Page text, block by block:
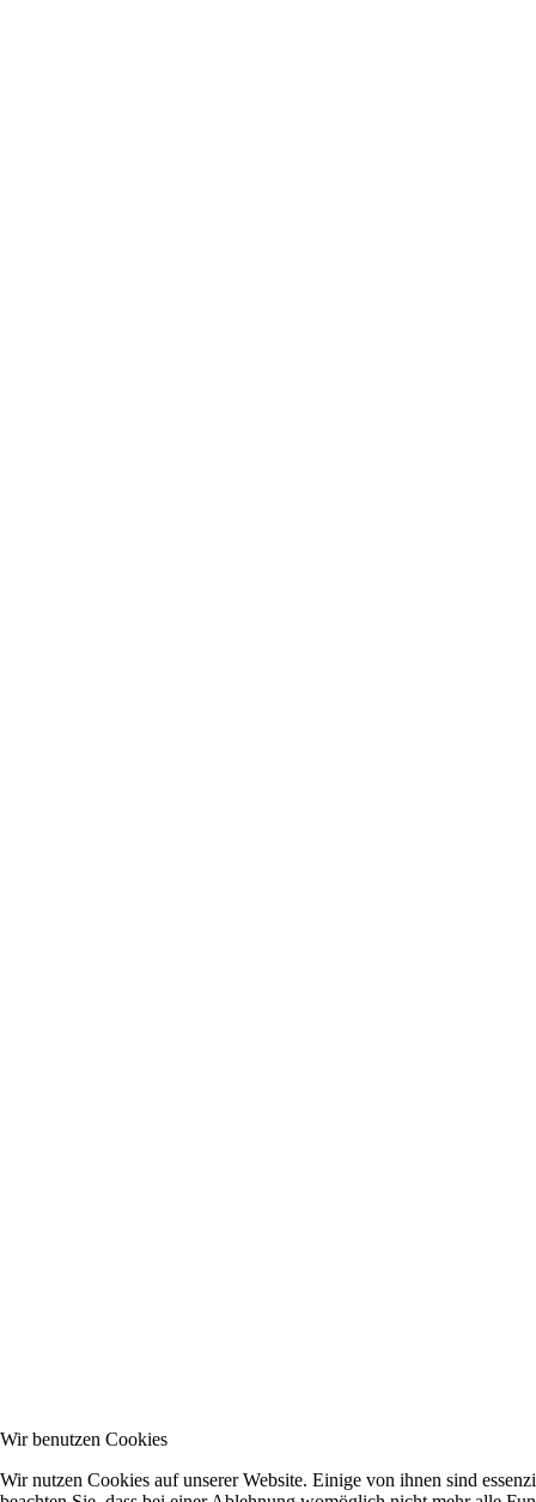
Wir benutzen Cookies
Wir nutzen Cookies auf unserer Website. Einige von ihnen sind